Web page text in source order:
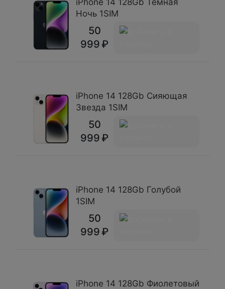
iPhone 14 128Gb Темная
Ночь 1SIM
50
999
iPhone 14 128Gb Сияющая
Звезда 1SIM
50
999
iPhone 14 128Gb Голубой
1SIM
50
999
iPhone 14 128Gb Фиолетовый